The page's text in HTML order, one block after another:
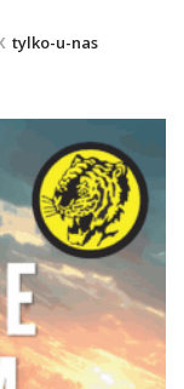
tylko-u-nas